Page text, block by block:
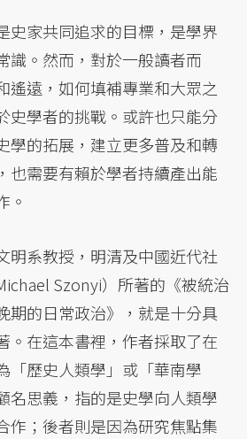
史家共同追求的目標，是學界
識。然而，對於一般讀者而
遙遠，如何填補專業和大眾之
史學者的挑戰。或許也只能分
學的拓展，建立更多普及和轉
也需要有賴於學者持續產出能
。
明系教授，明清及中國近代社
Szonyi）所著的《被統治
期的日常政治》，就是十分具
。在這本書裡，作者採取了在
「歷史人類學」或「華南學
名思義，指的是史學向人類學
作；後者則是因為研究焦點集